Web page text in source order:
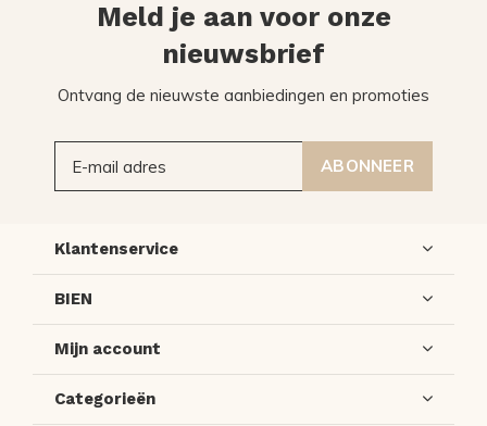
Meld je aan voor onze
nieuwsbrief
Ontvang de nieuwste aanbiedingen en promoties
ABONNEER
Klantenservice
BIEN
Mijn account
Categorieën